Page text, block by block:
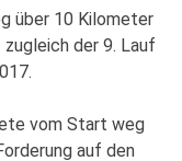
über 10 Kilometer
zugleich der 9. Lauf
vom Start weg
auf den